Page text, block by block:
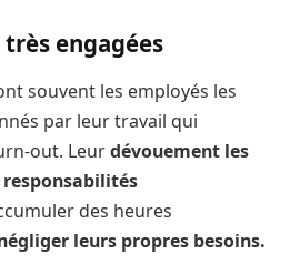
engagées
souvent les employés les
par leur travail qui
out. Leurdévouement les
responsabilités
des heures
leurs propres besoins.